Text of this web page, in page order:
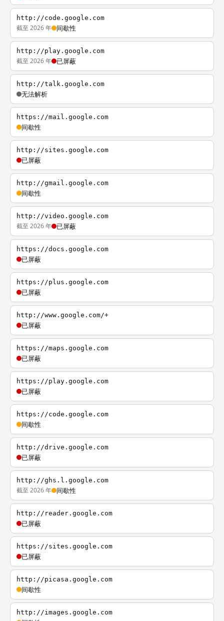
http://code.google.com
截至 2026 年 间歇性
http://play.google.com
截至 2026 年 已屏蔽
http://talk.google.com
无法解析
https://mail.google.com
间歇性
http://sites.google.com
已屏蔽
http://gmail.google.com
间歇性
http://video.google.com
截至 2026 年 已屏蔽
https://docs.google.com
已屏蔽
https://plus.google.com
已屏蔽
http://www.google.com/+
已屏蔽
https://maps.google.com
已屏蔽
https://play.google.com
已屏蔽
https://code.google.com
间歇性
http://drive.google.com
已屏蔽
http://ghs.l.google.com
截至 2026 年 间歇性
http://reader.google.com
已屏蔽
https://sites.google.com
已屏蔽
http://picasa.google.com
间歇性
http://images.google.com